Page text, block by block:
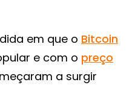
em que o Bitcoin
e com o preço
a surgir